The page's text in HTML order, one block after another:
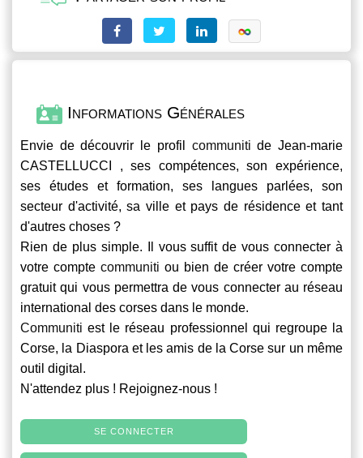
Informations Générales
Envie de découvrir le profil communiti de Jean-marie
CASTELLUCCI , ses compétences, son expérience,
ses études et formation, ses langues parlées, son
secteur d'activité, sa ville et pays de résidence et tant
d'autres choses ?
Rien de plus simple. Il vous suffit de vous connecter à
votre compte communiti ou bien de créer votre compte
gratuit qui vous permettra de vous connecter au réseau
international des corses dans le monde.
Communiti est le réseau professionnel qui regroupe la
Corse, la Diaspora et les amis de la Corse sur un même
outil digital.
N'attendez plus ! Rejoignez-nous !
SE CONNECTER